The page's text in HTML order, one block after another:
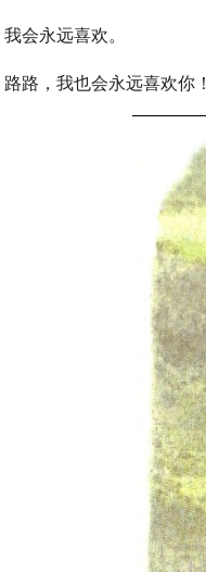
我会永远喜欢。
路路，我也会永远喜欢你！